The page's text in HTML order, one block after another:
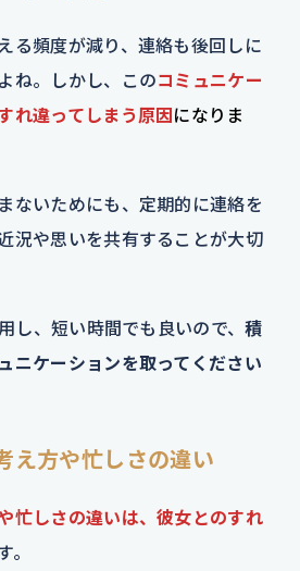
る頻度が減り、連絡も後回しに
ね。しかし、このコミュニケー
れ違ってしまう原因になりま
ないためにも、定期的に連絡を
況や思いを共有することが大切
し、短い時間でも良いので、積
ニケーションを取ってください
え方や忙しさの違い
忙しさの違いは、彼女とのすれ
。